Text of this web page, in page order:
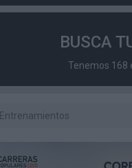
BUSCA
Tenemos 168
Entrenamientos